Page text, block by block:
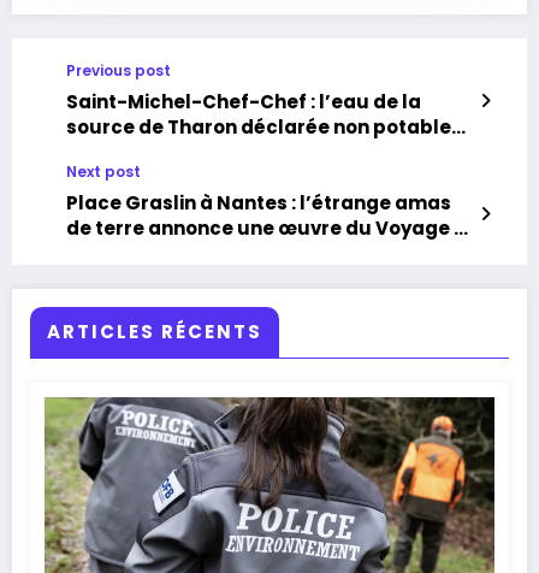
Previous post
Saint-Michel-Chef-Chef : l’eau de la
source de Tharon déclarée non potable
Next post
Place Graslin à Nantes : l’étrange amas
de terre annonce une œuvre du Voyage à
ARTICLES RÉCENTS